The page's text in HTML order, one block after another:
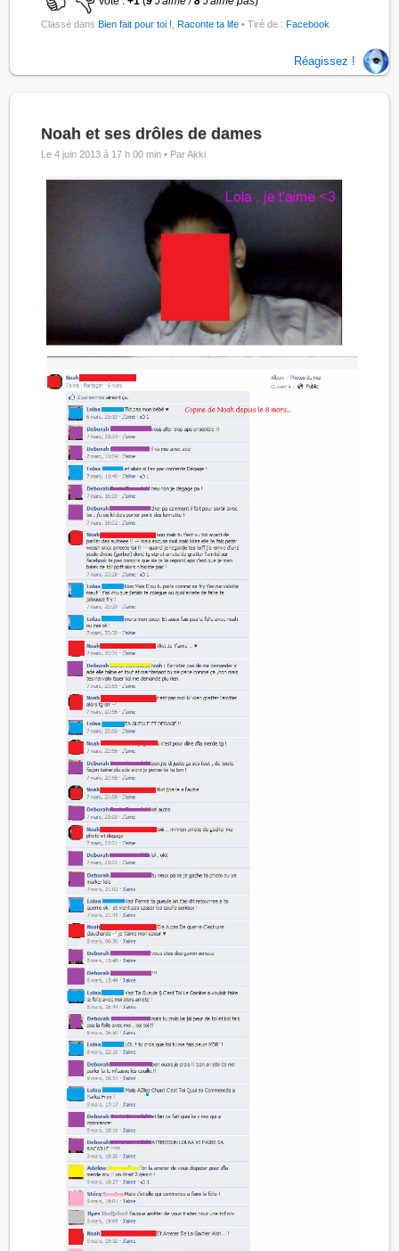
Classé dansBien fait pour toi ! ,Raconte ta life • Tiré de :Facebook
Réagissez !
Noah et ses drôles de dames
Le 4 juin 2013 à 17 h 00 min • Par Akki